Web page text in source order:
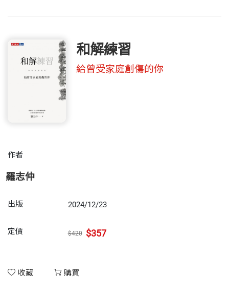
和解練習
給曾受家庭創傷的你
作者
羅志仲
出版 2024/12/23
定價 $420 $357
收藏 購買